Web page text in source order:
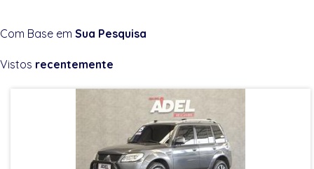
Com Base em Sua Pesquisa
Vistos recentemente